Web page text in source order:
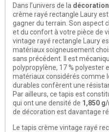
Dans l’univers de la
crème rayé rectangle Laury
gagner du terrain. Son aspect
et du confort à votre pièce de
vintage rayé rectangle Laury
matériaux soigneusement
sans précédent. Il est
polypropylène, 17 % polyester
matériaux considérés comme
durables confèrent une
Par ailleurs, ce tapis est
qui ont une densité de 1,850 g/
de décoration est davantage
Le tapis crème vintage rayé